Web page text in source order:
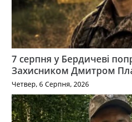
7 серпня у Бердичеві
Захисником Дмитром
Четвер, 6 Серпня, 2026